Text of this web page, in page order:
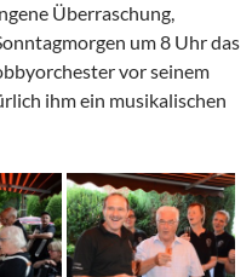
Überraschung,
um 8 Uhr das
vor seinem
ihm ein musikalischen